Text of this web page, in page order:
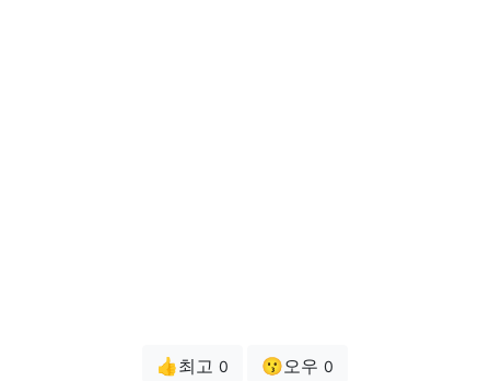
👍최고 0 😗오우 0